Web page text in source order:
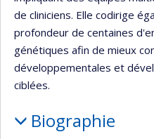
de cliniciens. Elle codirige
profondeur de centaines
génétiques afin de mieux
développementales et
ciblées.
Biographie